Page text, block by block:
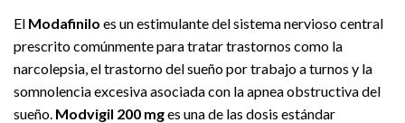
El Modafinilo es un estimulante del sistema nervioso central
prescrito comúnmente para tratar trastornos como la
narcolepsia, el trastorno del sueño por trabajo a turnos y la
somnolencia excesiva asociada con la apnea obstructiva del
sueño. Modvigil 200 mges una de las dosis estándar